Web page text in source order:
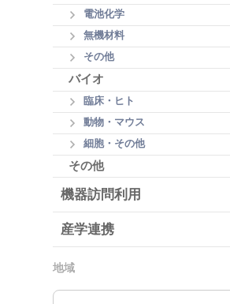
電池化学
無機材料
その他
バイオ
臨床・ヒト
動物・マウス
細胞・その他
その他
機器訪問利用
産学連携
地域